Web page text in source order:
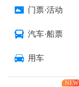
门票·活动
汽车·船票
用车
NEW